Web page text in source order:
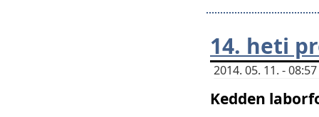
14. heti
2014. 05. 11. -
Kedden